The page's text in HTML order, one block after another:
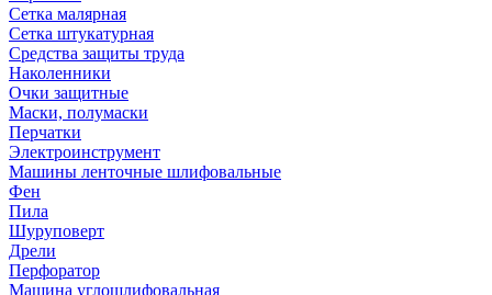
Сетка малярная
Сетка штукатурная
Средства защиты труда
Наколенники
Очки защитные
Маски, полумаски
Перчатки
Электроинструмент
Машины ленточные шлифовальные
Фен
Пила
Шуруповерт
Дрели
Перфоратор
Машина углошлифовальная